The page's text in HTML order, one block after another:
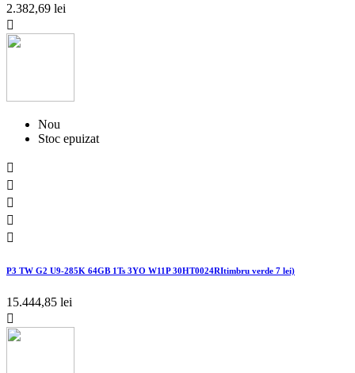
2.382,69 lei

Nou
Stoc epuizat





P3 TW G2 U9-285K 64GB 1Ts 3YO W11P 30HT0024RItimbru verde 7 lei)
15.444,85 lei
